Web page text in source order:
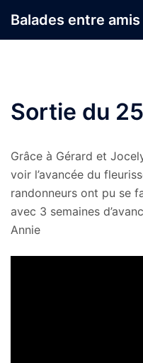
auBalades entre amis
Sortie du
Grâce à Gérard et
voir l’avancée du
randonneurs ont pu se
avec 3 semaines
Annie